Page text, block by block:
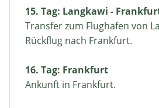
15. Tag: Langkawi -
Transfer zum Flughafen von
Rückflug nach Frankfurt.
16. Tag: Frankfurt
Ankunft in Frankfurt.